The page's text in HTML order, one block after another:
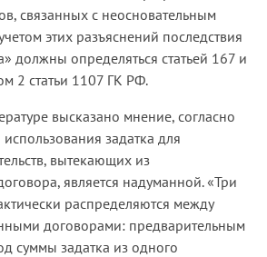
связанных с неосновательным
этих разъяснений последствия
должны определяться статьей 167 и
2 статьи 1107 ГК РФ.
высказано мнение, согласно
задатка для
вытекающих из
является надуманной. «Три
распределяются между
договорами: предварительным
суммы задатка из одного